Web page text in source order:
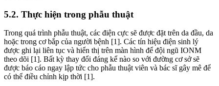
5.2. Thực hiện trong phẫu thuật
Trong quá trình phẫu thuật, các điện cực sẽ được đặt trên da đầu, da
hoặc trong cơ bắp của người bệnh [1]. Các tín hiệu điện sinh lý
được ghi lại liên tục và hiển thị trên màn hình để đội ngũ IONM
theo dõi [1]. Bất kỳ thay đổi đáng kể nào so với đường cơ sở sẽ
được báo cáo ngay lập tức cho phẫu thuật viên và bác sĩ gây mê để
có thể điều chỉnh kịp thời [1].